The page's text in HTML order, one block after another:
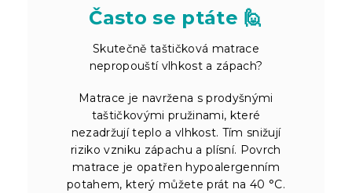
Často se ptáte 🙋
Skutečně taštičková matrace
nepropouští vlhkost a zápach?
Matrace je navržena s prodyšnými
taštičkovými pružinami, které
nezadržují teplo a vlhkost. Tím snižují
riziko vzniku zápachu a plísní. Povrch
matrace je opatřen hypoalergenním
potahem, který můžete prát na 40 °C.